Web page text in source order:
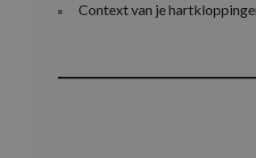
Context van je